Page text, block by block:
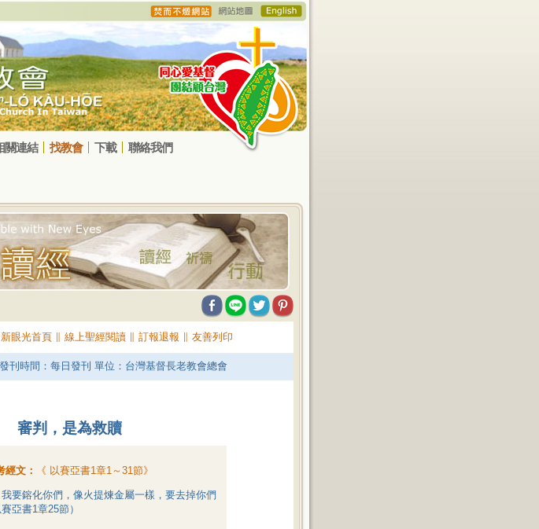
關連結 找教會 下載 聯絡我們
新眼光首頁∥ 線上聖經閱讀∥ 訂報退報 友善列印
刊時間：每日發刊 單位：台灣基督長老教會總會
審判，是為救贖
經文： 《 以賽亞書1章1～31節》
要鎔化你們，像火提煉金屬一樣，要去掉你們
亞書1章25節）